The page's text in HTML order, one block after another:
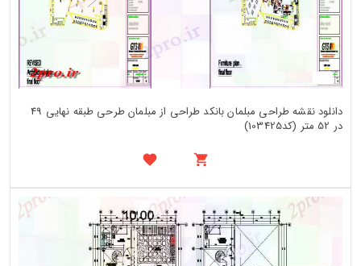
دانلود نقشه طراحی مبلمان بانکد طراحی از مبلمان طرحی طبقه نهایی 49
در 52 متر (کد103425)